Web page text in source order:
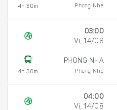
4h 30m Phong Nha
4h 30m
03:00
Vi, 14/08
PHONG NHA
Phong Nha
04:00
Vi, 14/08